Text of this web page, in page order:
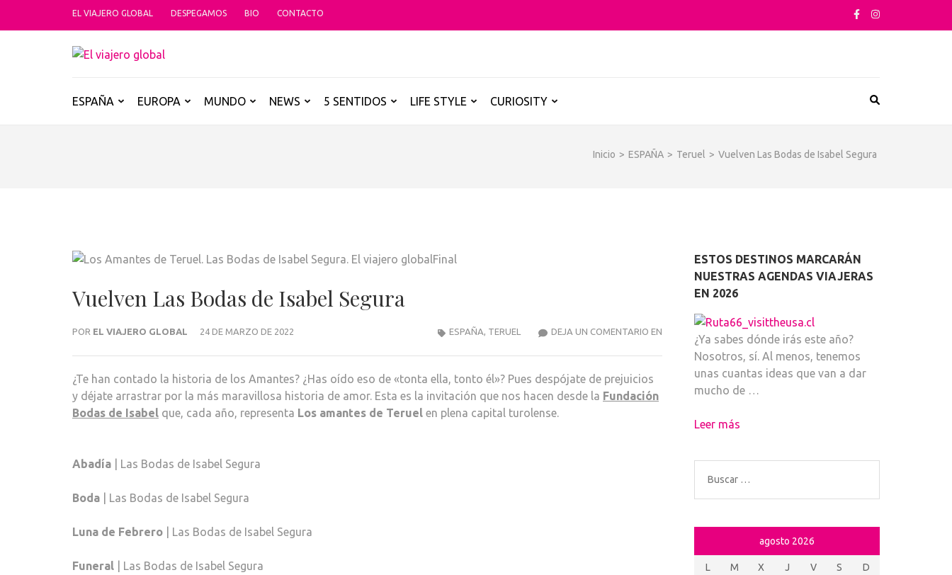
EL VIAJERO GLOBAL DESPEGAMOS BIO CONTACTO
ESPAÑA EUROPA MUNDO NEWS 5 SENTIDOS LIFE STYLE CURIOSITY
Inicio > ESPAÑA > Teruel > Vuelven Las Bodas de Isabel Segura
Vuelven Las Bodas de Isabel Segura
POR EL VIAJERO GLOBAL 24 DE MARZO DE 2022 DEJA UN COMENTARIO EN
ESPAÑA, TERUEL
¿Te han contado la historia de los Amantes? ¿Has oído eso de «tonta ella, tonto él»? Pues despójate de prejuicios
y déjate arrastrar por la más maravillosa historia de amor. Esta es la invitación que nos hacen desde la Fundación
Bodas de Isabel que, cada año, representa Los amantes de Teruel en plena capital turolense.
Abadía | Las Bodas de Isabel Segura
Boda | Las Bodas de Isabel Segura
Luna de Febrero | Las Bodas de Isabel Segura
Funeral | Las Bodas de Isabel Segura
ESTOS DESTINOS MARCARÁN
NUESTRAS AGENDAS VIAJERAS
EN 2026
¿Ya sabes dónde irás este año?
Nosotros, sí. Al menos, tenemos
unas cuantas ideas que van a dar
mucho de …
Leer más
Buscar:
agosto 2026
L M X J V S D